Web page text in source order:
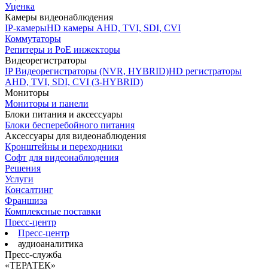
Уценка
Камеры видеонаблюдения
IP-камерыHD камеры AHD, TVI, SDI, CVI
Коммутаторы
Репитеры и PoE инжекторы
Видеорегистраторы
IP Видеорегистраторы (NVR, HYBRID)HD регистраторы
AHD, TVI, SDI, CVI (3-HYBRID)
Мониторы
Мониторы и панели
Блоки питания и аксессуары
Блоки бесперебойного питания
Аксессуары для видеонаблюдения
Кронштейны и переходники
Софт для видеонаблюдения
Решения
Услуги
Консалтинг
Франшиза
Комплексные поставки
Пресс-центр
Пресс-центр
аудиоаналитика
Пресс-служба
«ТЕРАТЕК»